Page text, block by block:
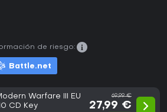
Battle.net
de riesgo:
Warfare III EU
CD Key
69,99 €
27,99 €